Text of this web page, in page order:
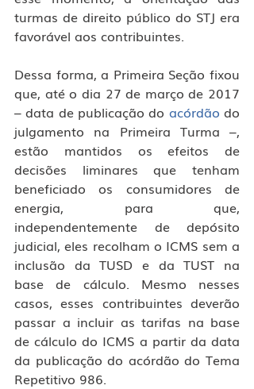
turmas de direito público do STJ era
favorável aos contribuintes.
Dessa forma, a Primeira Seção fixou
que, até o dia 27 de março de 2017
– data de publicação do acórdão do
julgamento na Primeira Turma –,
estão mantidos os efeitos de
decisões liminares que tenham
beneficiado os consumidores de
energia, para que,
independentemente de depósito
judicial, eles recolham o ICMS sem a
inclusão da TUSD e da TUST na
base de cálculo. Mesmo nesses
casos, esses contribuintes deverão
passar a incluir as tarifas na base
de cálculo do ICMS a partir da data
da publicação do acórdão do Tema
Repetitivo 986.